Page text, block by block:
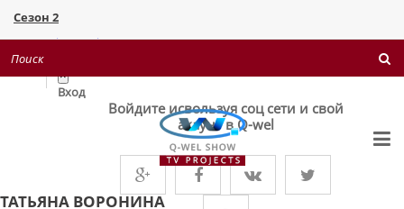
Сезон 2
Поверніть мені красу 1+1
×
Вход
Войдите исвользуя соц сети и свой
акаунт в Q-wel
ТАТЬЯНА ВОРОНИНА